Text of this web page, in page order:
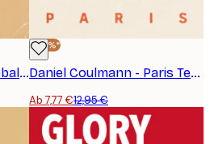
Nicholas - Vintage Baseball-Star Poster
-40%*
Daniel Coulmann - Paris Tennis Graphic Poster
Ab 7,77 €12,95 €